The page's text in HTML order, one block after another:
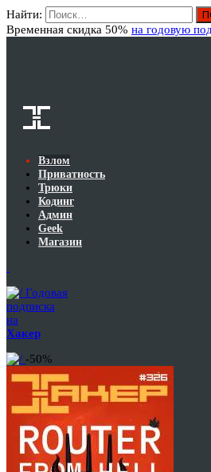
Найти:
Временная скидка 50% на годовую
Взлом
Приватность
Трюки
Кодинг
Админ
Geek
Магазин
Годовая
подписка
на
Хакер
-50%